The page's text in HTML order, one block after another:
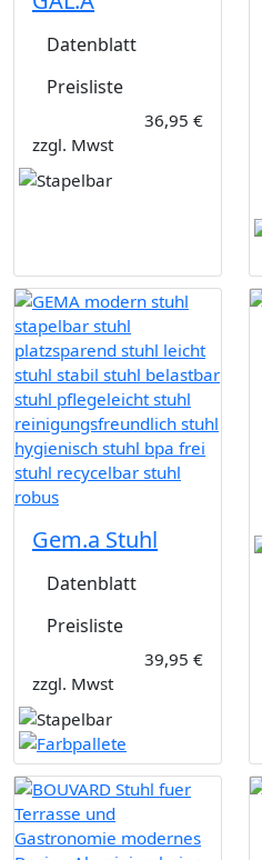
Datenblatt
Preisliste
36,95 €
zzgl. Mwst
Gem.a Stuhl
Datenblatt
Preisliste
39,95 €
zzgl. Mwst